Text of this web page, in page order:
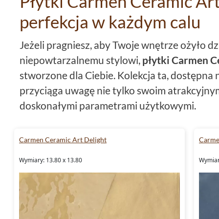
perfekcja w każdym calu
Jeżeli pragniesz, aby Twoje wnętrze ożyło
niepowtarzalnemu stylowi, płytki Carmen
stworzone dla Ciebie. Kolekcja ta, dostępna
przyciąga uwagę nie tylko swoim
doskonałymi parametrami użytkowymi.
Carmen Ceramic Art płytki
kolorystyczną. Do wyboru mamy
Carmen Ceramic Art Delight
Wymiary: 13.80 x 13.80